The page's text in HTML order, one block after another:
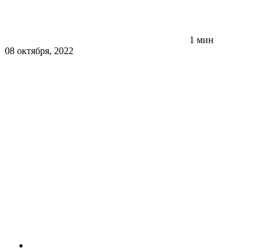
1 мин
08 октября, 2022